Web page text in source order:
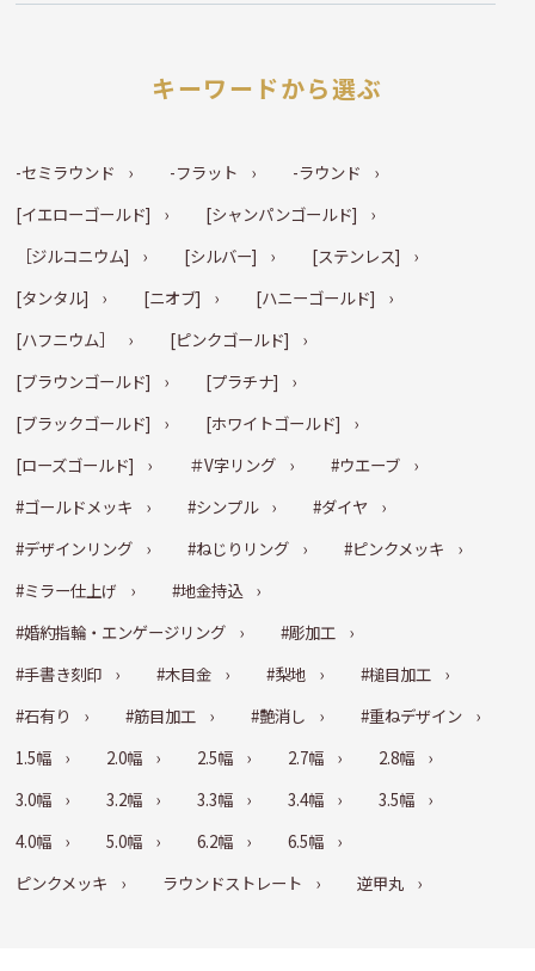
キーワードから選ぶ
-セミラウンド -フラット
-ラウンド
[イエローゴールド]
[シャンパンゴールド]
［ジルコニウム]
[シルバー]
[ステンレス]
[タンタル]
[ニオブ]
[ハニーゴールド]
[ハフニウム］
[ピンクゴールド]
[ブラウンゴールド]
[プラチナ]
[ブラックゴールド]
[ホワイトゴールド]
[ローズゴールド]
＃V字リング
#ウエーブ
#ゴールドメッキ
#シンプル
#ダイヤ
#デザインリング
#ねじりリング
#ピンクメッキ
#ミラー仕上げ
#地金持込
#婚約指輪・エンゲージリング
#彫加工
#手書き刻印
#木目金 #梨地
#槌目加工
#石有り
#筋目加工 #艶消し
#重ねデザイン
1.5幅
2.0幅 2.5幅 2.7幅
2.8幅
3.0幅
3.2幅 3.3幅 3.4幅
3.5幅
4.0幅
5.0幅 6.2幅
6.5幅
ピンクメッキ
ラウンドストレート 逆甲丸